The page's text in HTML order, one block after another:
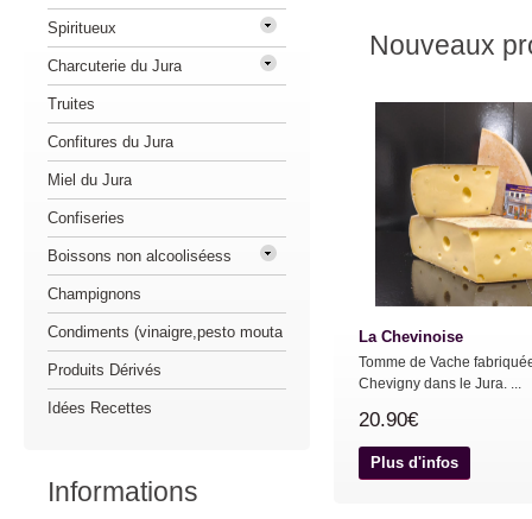
Nouveaux
La Chevinoise
Tomme de Vache
Chevigny dans le Jura. ...
20.90€
Plus d'infos
Spiritueux
Charcuterie du Jura
Truites
Confitures du Jura
Miel du Jura
Confiseries
Boissons non alcooliséess
Champignons
Condiments (vinaigre,pesto mouta
Produits Dérivés
Idées Recettes
Informations